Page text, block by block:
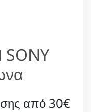
από 30€